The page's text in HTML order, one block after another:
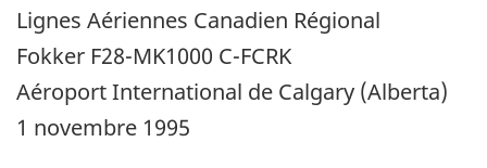
Lignes Aériennes Canadien Régional
Fokker F28-MK1000 C-FCRK
Aéroport International de Calgary (Alberta)
1 novembre 1995